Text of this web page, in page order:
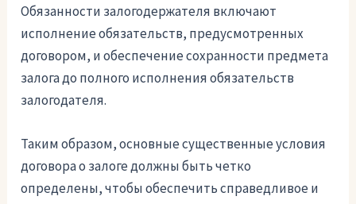
Обязанности залогодержателя включают
исполнение обязательств, предусмотренных
договором, и обеспечение сохранности предмета
залога до полного исполнения обязательств
залогодателя.
Таким образом, основные существенные условия
договора о залоге должны быть четко
определены, чтобы обеспечить справедливое и